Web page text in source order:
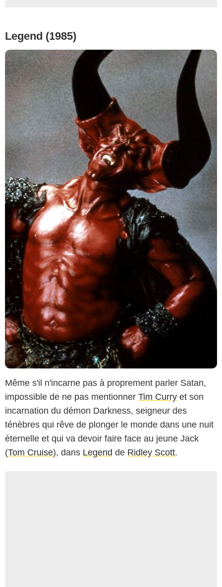
Legend (1985)
Même s'il n'incarne pas à proprement parler Satan,
impossible de ne pas mentionner Tim Curry et son
incarnation du démon Darkness, seigneur des
ténèbres qui rêve de plonger le monde dans une nuit
éternelle et qui va devoir faire face au jeune Jack
(Tom Cruise), dans Legend de Ridley Scott.